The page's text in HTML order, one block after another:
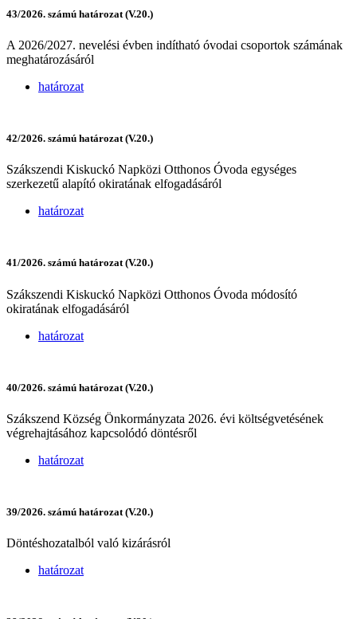
43/2026. számú határozat (V.20.)
A 2026/2027. nevelési évben indítható óvodai csoportok számának
meghatározásáról
határozat
42/2026. számú határozat (V.20.)
Szákszendi Kiskuckó Napközi Otthonos Óvoda egységes
szerkezetű alapító okiratának elfogadásáról
határozat
41/2026. számú határozat (V.20.)
Szákszendi Kiskuckó Napközi Otthonos Óvoda módosító
okiratának elfogadásáról
határozat
40/2026. számú határozat (V.20.)
Szákszend Község Önkormányzata 2026. évi költségvetésének
végrehajtásához kapcsolódó döntésről
határozat
39/2026. számú határozat (V.20.)
Döntéshozatalból való kizárásról
határozat